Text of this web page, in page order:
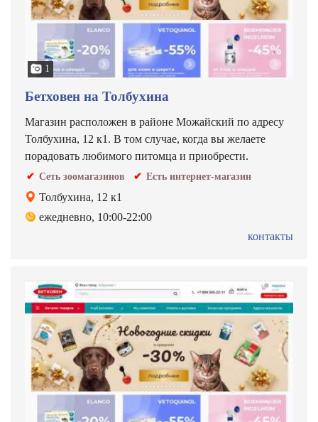
1
Бетховен на Толбухина
Магазин расположен в районе Можайский по адресу
Толбухина, 12 к1. В том случае, когда вы желаете
порадовать любимого питомца и приобрести.
Сеть зоомагазинов Есть интернет-магазин
Толбухина, 12 к1
ежедневно, 10:00-22:00
контакты